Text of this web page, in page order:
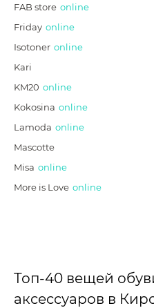
FAB store online
Friday online
Isotoner online
Kari
KM20 online
Kokosina online
Lamoda online
Mascotte
Misa online
More is Love online
Топ-40 вещей
аксессуаров в